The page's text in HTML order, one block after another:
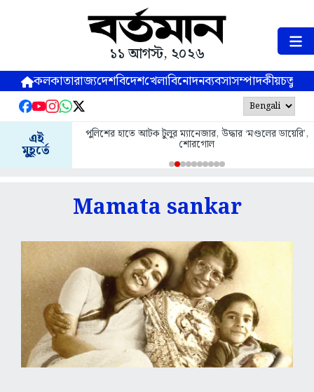
১১ আগস্ট, ২০২৬
কলকাতারাজ্যদেশবিদেশখেলাবিনোদনব্যবসাসম্পাদকীয়
এই
মুহূর্তে
পুলিশের হাতে আটক টুলুর ম্যানেজার, উদ্ধার ‘মণ্ডলের ডায়েরি’,
শোরগোল
Mamata sankar